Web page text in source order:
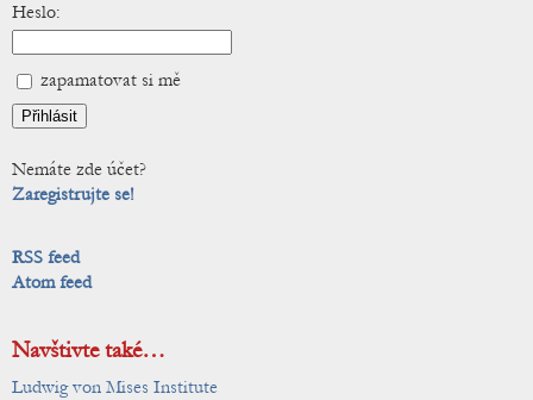
Heslo:
zapamatovat si mě
Nemáte zde účet?
Zaregistrujte se!
RSS feed
Atom feed
Navštivte také…
Ludwig von Mises Institute